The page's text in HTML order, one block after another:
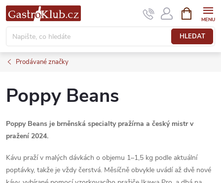
Přejít
na
obsah
HLEDAT
NÁKUPNÍ
KOŠÍK
Prodávané značky
Poppy Beans
Poppy Beans je brněnská specialty pražírna a český mistr v
pražení 2024.
Kávu praží v malých dávkách o objemu 1–1,5 kg podle aktuální
poptávky, takže je vždy čerstvá. Měsíčně obvykle uvádí až dvě nové